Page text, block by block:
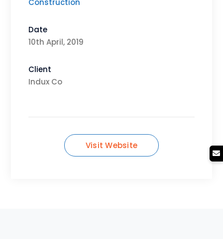
Construction
Date
10th April, 2019
Client
Indux Co
Visit Website